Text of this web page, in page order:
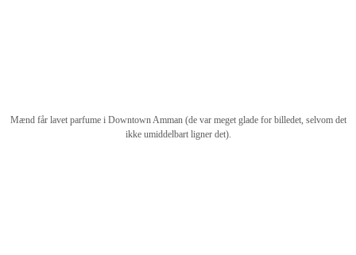
Mænd får lavet parfume i Downtown Amman (de var meget glade for billedet, selvom det
ikke umiddelbart ligner det).